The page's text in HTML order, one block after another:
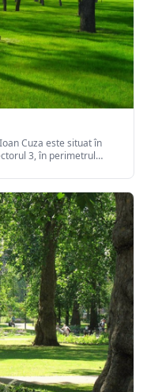
Cuza este situat în
3, în perimetrul